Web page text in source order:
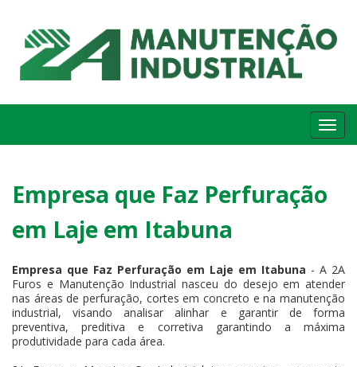
Empresa que Faz Perfuração
em Laje em Itabuna
Empresa que Faz Perfuração em Laje em Itabuna - A 2A
Furos e Manutenção Industrial nasceu do desejo em atender
nas áreas de perfuração, cortes em concreto e na manutenção
industrial, visando analisar alinhar e garantir de forma
preventiva, preditiva e corretiva garantindo a máxima
produtividade para cada área.